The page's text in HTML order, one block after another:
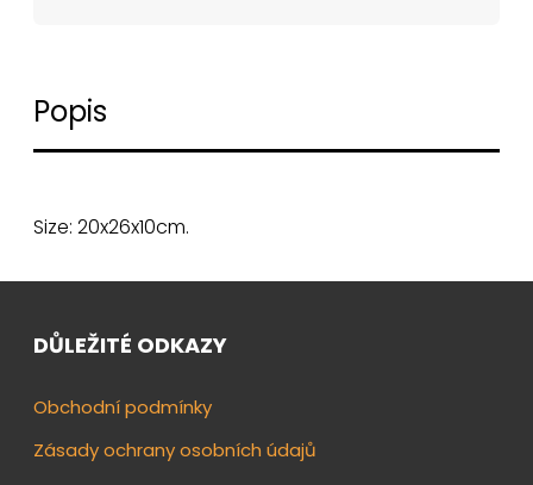
Popis
Size: 20x26x10cm.
DŮLEŽITÉ ODKAZY
Obchodní podmínky
Zásady ochrany osobních údajů